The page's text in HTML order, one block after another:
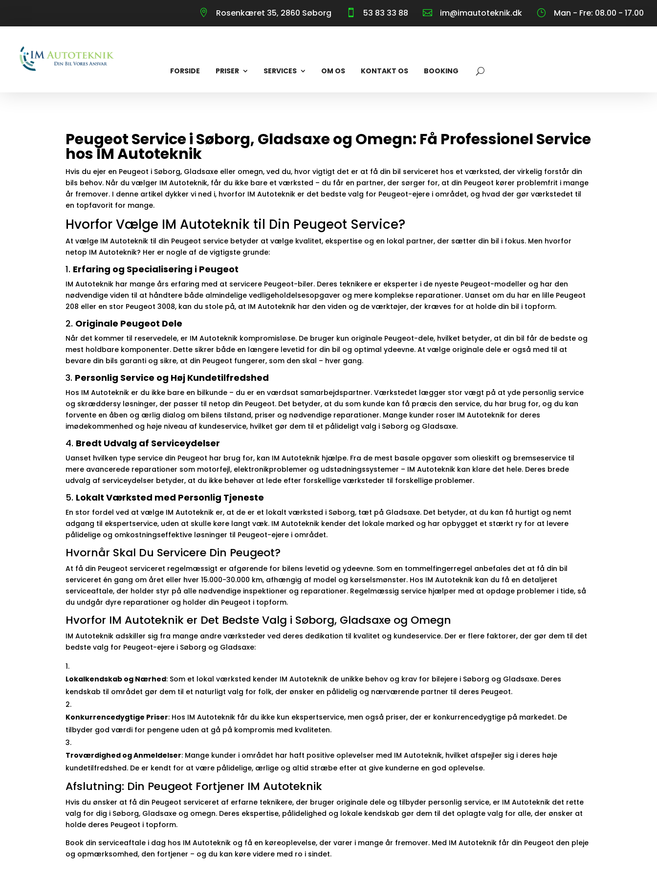
} Man - Fre: 08.00 - 17.00
 im@imautoteknik.dk
 53 83 33 88
 Rosenkæret 35, 2860 Søborg
FORSIDE PRISER SERVICES OM OS KONTAKT OS BOOKING
Peugeot Service i Søborg, Gladsaxe og Omegn: Få Professionel Service
hos IM Autoteknik
Hvis du ejer en Peugeot i Søborg, Gladsaxe eller omegn, ved du, hvor vigtigt det er at få din bil serviceret hos et værksted, der virkelig forstår din
bils behov. Når du vælger IM Autoteknik, får du ikke bare et værksted – du får en partner, der sørger for, at din Peugeot kører problemfrit i mange
år fremover. I denne artikel dykker vi ned i, hvorfor IM Autoteknik er det bedste valg for Peugeot-ejere i området, og hvad der gør værkstedet til
en topfavorit for mange.
Hvorfor Vælge IM Autoteknik til Din Peugeot Service?
At vælge IM Autoteknik til din Peugeot service betyder at vælge kvalitet, ekspertise og en lokal partner, der sætter din bil i fokus. Men hvorfor
netop IM Autoteknik? Her er nogle af de vigtigste grunde:
1. Erfaring og Specialisering i Peugeot
IM Autoteknik har mange års erfaring med at servicere Peugeot-biler. Deres teknikere er eksperter i de nyeste Peugeot-modeller og har den
nødvendige viden til at håndtere både almindelige vedligeholdelsesopgaver og mere komplekse reparationer. Uanset om du har en lille Peugeot
208 eller en stor Peugeot 3008, kan du stole på, at IM Autoteknik har den viden og de værktøjer, der kræves for at holde din bil i topform.
2. Originale Peugeot Dele
Når det kommer til reservedele, er IM Autoteknik kompromisløse. De bruger kun originale Peugeot-dele, hvilket betyder, at din bil får de bedste og
mest holdbare komponenter. Dette sikrer både en længere levetid for din bil og optimal ydeevne. At vælge originale dele er også med til at
bevare din bils garanti og sikre, at din Peugeot fungerer, som den skal – hver gang.
3. Personlig Service og Høj Kundetilfredshed
Hos IM Autoteknik er du ikke bare en bilkunde – du er en værdsat samarbejdspartner. Værkstedet lægger stor vægt på at yde personlig service
og skræddersy løsninger, der passer til netop din Peugeot. Det betyder, at du som kunde kan få præcis den service, du har brug for, og du kan
forvente en åben og ærlig dialog om bilens tilstand, priser og nødvendige reparationer. Mange kunder roser IM Autoteknik for deres
imødekommenhed og høje niveau af kundeservice, hvilket gør dem til et pålideligt valg i Søborg og Gladsaxe.
4. Bredt Udvalg af Serviceydelser
Uanset hvilken type service din Peugeot har brug for, kan IM Autoteknik hjælpe. Fra de mest basale opgaver som olieskift og bremseservice til
mere avancerede reparationer som motorfejl, elektronikproblemer og udstødningssystemer – IM Autoteknik kan klare det hele. Deres brede
udvalg af serviceydelser betyder, at du ikke behøver at lede efter forskellige værksteder til forskellige problemer.
5. Lokalt Værksted med Personlig Tjeneste
En stor fordel ved at vælge IM Autoteknik er, at de er et lokalt værksted i Søborg, tæt på Gladsaxe. Det betyder, at du kan få hurtigt og nemt
adgang til ekspertservice, uden at skulle køre langt væk. IM Autoteknik kender det lokale marked og har opbygget et stærkt ry for at levere
pålidelige og omkostningseffektive løsninger til Peugeot-ejere i området.
Hvornår Skal Du Servicere Din Peugeot?
At få din Peugeot serviceret regelmæssigt er afgørende for bilens levetid og ydeevne. Som en tommelfingerregel anbefales det at få din bil
serviceret én gang om året eller hver 15.000-30.000 km, afhængig af model og kørselsmønster. Hos IM Autoteknik kan du få en detaljeret
serviceaftale, der holder styr på alle nødvendige inspektioner og reparationer. Regelmæssig service hjælper med at opdage problemer i tide, så
du undgår dyre reparationer og holder din Peugeot i topform.
Hvorfor IM Autoteknik er Det Bedste Valg i Søborg, Gladsaxe og Omegn
IM Autoteknik adskiller sig fra mange andre værksteder ved deres dedikation til kvalitet og kundeservice. Der er flere faktorer, der gør dem til det
bedste valg for Peugeot-ejere i Søborg og Gladsaxe:
Lokalkendskab og Nærhed: Som et lokal værksted kender IM Autoteknik de unikke behov og krav for bilejere i Søborg og Gladsaxe. Deres
kendskab til området gør dem til et naturligt valg for folk, der ønsker en pålidelig og nærværende partner til deres Peugeot.
Konkurrencedygtige Priser: Hos IM Autoteknik får du ikke kun ekspertservice, men også priser, der er konkurrencedygtige på markedet. De
tilbyder god værdi for pengene uden at gå på kompromis med kvaliteten.
Troværdighed og Anmeldelser: Mange kunder i området har haft positive oplevelser med IM Autoteknik, hvilket afspejler sig i deres høje
kundetilfredshed. De er kendt for at være pålidelige, ærlige og altid stræbe efter at give kunderne en god oplevelse.
Afslutning: Din Peugeot Fortjener IM Autoteknik
Hvis du ønsker at få din Peugeot serviceret af erfarne teknikere, der bruger originale dele og tilbyder personlig service, er IM Autoteknik det rette
valg for dig i Søborg, Gladsaxe og omegn. Deres ekspertise, pålidelighed og lokale kendskab gør dem til det oplagte valg for alle, der ønsker at
holde deres Peugeot i topform.
Book din serviceaftale i dag hos IM Autoteknik og få en køreoplevelse, der varer i mange år fremover. Med IM Autoteknik får din Peugeot den pleje
og opmærksomhed, den fortjener – og du kan køre videre med ro i sindet.